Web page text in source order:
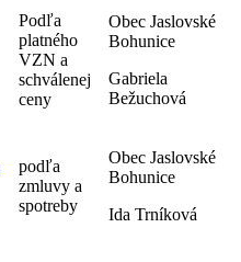
Podľa
platného
VZN a
schválenej
ceny
Obec Jaslovské
Bohunice
Gabriela
Bežuchová
podľa
zmluvy a
spotreby
Obec Jaslovské
Bohunice
Ida Trníková